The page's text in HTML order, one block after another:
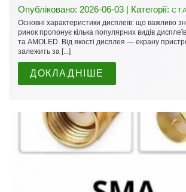
Опубліковано: 2026-06-03 | Категорії:
Основні характеристики дисплеїв: що важливо
ринок пропонує кілька популярних видів
та AMOLED. Від якості дисплея — екрану
залежить за [...]
ДОКЛАДНІШЕ